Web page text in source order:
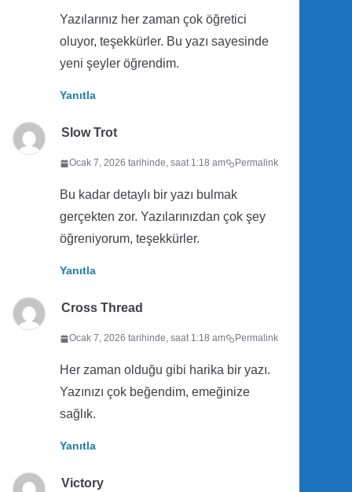
Yazılarınız her zaman çok öğretici
oluyor, teşekkürler. Bu yazı sayesinde
yeni şeyler öğrendim.
Yanıtla
Slow Trot
Ocak 7, 2026 tarihinde, saat 1:18 am Permalink
Bu kadar detaylı bir yazı bulmak
gerçekten zor. Yazılarınızdan çok şey
öğreniyorum, teşekkürler.
Yanıtla
Cross Thread
Ocak 7, 2026 tarihinde, saat 1:18 am Permalink
Her zaman olduğu gibi harika bir yazı.
Yazınızı çok beğendim, emeğinize
sağlık.
Yanıtla
Victory